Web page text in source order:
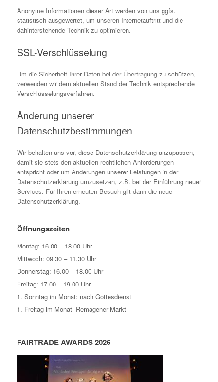
Anonyme Informationen dieser Art werden von uns ggfs.
statistisch ausgewertet, um unseren Internetauftritt und die
dahinterstehende Technik zu optimieren.
SSL-Verschlüsselung
Um die Sicherheit Ihrer Daten bei der Übertragung zu schützen,
verwenden wir dem aktuellen Stand der Technik entsprechende
Verschlüsselungsverfahren.
Änderung unserer
Datenschutzbestimmungen
Wir behalten uns vor, diese Datenschutzerklärung anzupassen,
damit sie stets den aktuellen rechtlichen Anforderungen
entspricht oder um Änderungen unserer Leistungen in der
Datenschutzerklärung umzusetzen, z.B. bei der Einführung neuer
Services. Für Ihren erneuten Besuch gilt dann die neue
Datenschutzerklärung.
Öffnungszeiten
Montag: 16.00 – 18.00 Uhr
Mittwoch: 09.30 – 11.30 Uhr
Donnerstag: 16.00 – 18.00 Uhr
Freitag: 17.00 – 19.00 Uhr
1. Sonntag im Monat: nach Gottesdienst
1. Freitag im Monat: Remagener Markt
FAIRTRADE AWARDS 2026